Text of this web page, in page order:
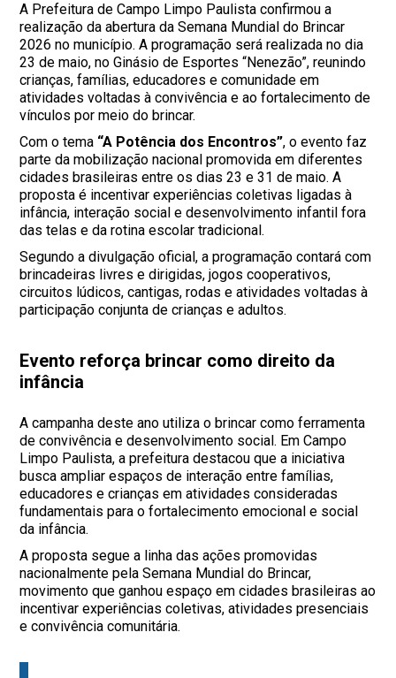
A Prefeitura de Campo Limpo Paulista confirmou a
realização da abertura da Semana Mundial do Brincar
2026 no município. A programação será realizada no dia
23 de maio, no Ginásio de Esportes “Nenezão”, reunindo
crianças, famílias, educadores e comunidade em
atividades voltadas à convivência e ao fortalecimento de
vínculos por meio do brincar.
Com o tema “A Potência dos Encontros”, o evento faz
parte da mobilização nacional promovida em diferentes
cidades brasileiras entre os dias 23 e 31 de maio. A
proposta é incentivar experiências coletivas ligadas à
infância, interação social e desenvolvimento infantil fora
das telas e da rotina escolar tradicional.
Segundo a divulgação oficial, a programação contará com
brincadeiras livres e dirigidas, jogos cooperativos,
circuitos lúdicos, cantigas, rodas e atividades voltadas à
participação conjunta de crianças e adultos.
Evento reforça brincar como direito da
infância
A campanha deste ano utiliza o brincar como ferramenta
de convivência e desenvolvimento social. Em Campo
Limpo Paulista, a prefeitura destacou que a iniciativa
busca ampliar espaços de interação entre famílias,
educadores e crianças em atividades consideradas
fundamentais para o fortalecimento emocional e social
da infância.
A proposta segue a linha das ações promovidas
nacionalmente pela Semana Mundial do Brincar,
movimento que ganhou espaço em cidades brasileiras ao
incentivar experiências coletivas, atividades presenciais
e convivência comunitária.